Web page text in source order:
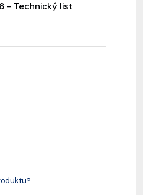
- Technický list